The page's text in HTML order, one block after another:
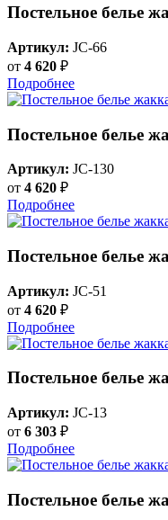
Постельное белье
Артикул: JC-66
от 4 620 ₽
Подробнее
Постельное белье
Артикул: JC-130
от 4 620 ₽
Подробнее
Постельное белье
Артикул: JC-51
от 4 620 ₽
Подробнее
Постельное белье
Артикул: JC-13
от 6 303 ₽
Подробнее
Постельное белье